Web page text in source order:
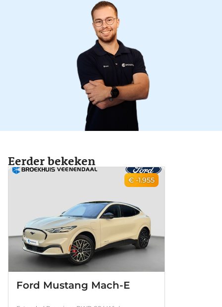
Eerder bekeken
€ -1.955
Ford Mustang Mach-E